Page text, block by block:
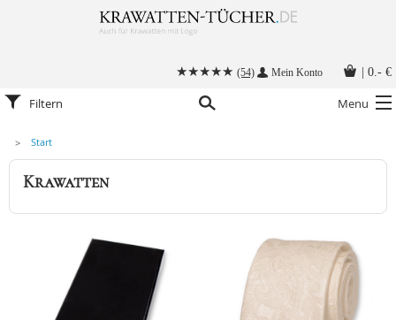
(54) Mein Konto 0.- €
Menu
Filtern
Krawatten
Alle Accessoires
Stoffmasken
Krawatten mit Logo
Krawatte binden
Anleitungen
Start
Krawatten